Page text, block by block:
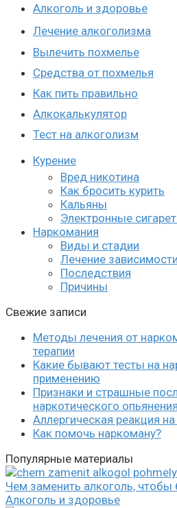
Алкоголь и здоровье
Лечение алкоголизма
Вылечить похмелье
Средства от похмелья
Как пить правильно
Алкокалькулятор
Тест на алкоголизм
Курение
Вред никотина
Как бросить курить
Кальяны
Электронные
Наркомания
Виды и стадии
Лечение зависимости
Последствия
Причины
Свежие записи
Методы лечения от
терапии
Какие бывают тесты на
применению
Признаки и страшные
наркотического опьянения
Аллергическая реакция
Как помочь наркоману?
Популярные материалы
Чем заменить алкоголь, чтобы
Алкоголь и здоровье